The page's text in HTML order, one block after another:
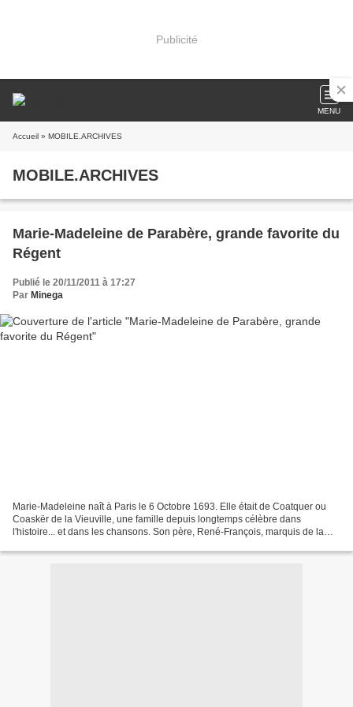
Publicité
MENU
Accueil » MOBILE.ARCHIVES
MOBILE.ARCHIVES
Marie-Madeleine de Parabère, grande favorite du
Régent
Publié le 20/11/2011 à 17:27
Par Minega
Marie-Madeleine naît à Paris le 6 Octobre 1693. Elle était de Coatquer ou
Coaskër de la Vieuville, une famille depuis longtemps célèbre dans
l'histoire... et dans les chansons. Son père, René-François, marquis de la